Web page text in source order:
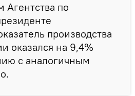
Агентства по
производства
оказался на 9,4%
с аналогичным